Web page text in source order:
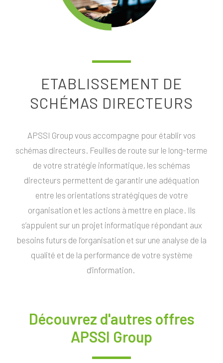
ETABLISSEMENT DE
SCHÉMAS DIRECTEURS
APSSI Group vous accompagne pour établir vos
schémas directeurs. Feuilles de route sur le long-terme
de votre stratégie informatique, les schémas
directeurs permettent de garantir une adéquation
entre les orientations stratégiques de votre
organisation et les actions à mettre en place. Ils
s’appuient sur un projet informatique répondant aux
besoins futurs de l’organisation et sur une analyse de la
qualité et de la performance de votre système
d’information.
Découvrez d'autres offres
APSSI Group